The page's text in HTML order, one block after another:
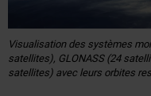
Visualisation des systèmes
satellites), GLONASS (24
satellites) avec leurs orbites